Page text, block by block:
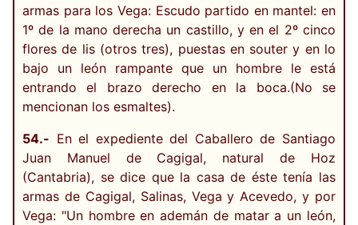
armas para los Vega: Escudo partido en mantel: en
1º de la mano derecha un castillo, y en el 2º cinco
flores de lis (otros tres), puestas en souter y en lo
bajo un león rampante que un hombre le está
entrando el brazo derecho en la boca.(No se
mencionan los esmaltes).
54.- En el expediente del Caballero de Santiago
Juan Manuel de Cagigal, natural de Hoz
(Cantabria), se dice que la casa de éste tenía las
armas de Cagigal, Salinas, Vega y Acevedo, y por
Vega: "Un hombre en ademán de matar a un león,